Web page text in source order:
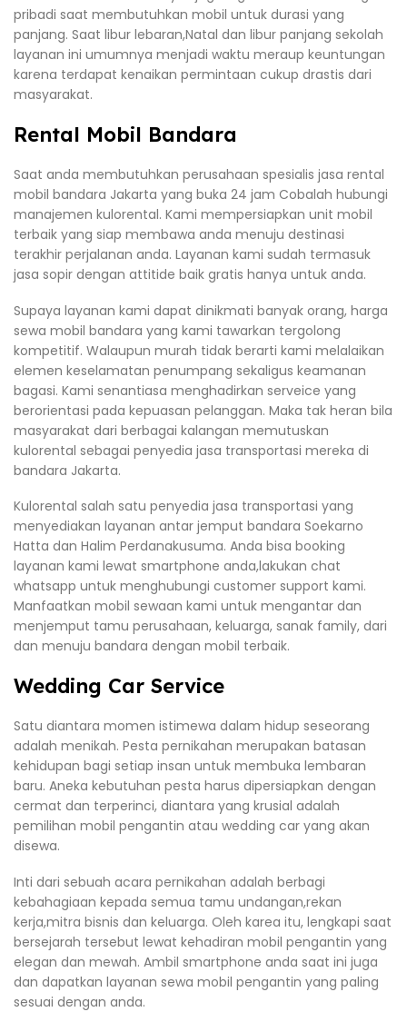
pribadi saat membutuhkan mobil untuk durasi yang
panjang. Saat libur lebaran,Natal dan libur panjang sekolah
layanan ini umumnya menjadi waktu meraup keuntungan
karena terdapat kenaikan permintaan cukup drastis dari
masyarakat.
Rental Mobil Bandara
Saat anda membutuhkan perusahaan spesialis jasa rental
mobil bandara Jakarta yang buka 24 jam Cobalah hubungi
manajemen kulorental. Kami mempersiapkan unit mobil
terbaik yang siap membawa anda menuju destinasi
terakhir perjalanan anda. Layanan kami sudah termasuk
jasa sopir dengan attitide baik gratis hanya untuk anda.
Supaya layanan kami dapat dinikmati banyak orang, harga
sewa mobil bandara yang kami tawarkan tergolong
kompetitif. Walaupun murah tidak berarti kami melalaikan
elemen keselamatan penumpang sekaligus keamanan
bagasi. Kami senantiasa menghadirkan serveice yang
berorientasi pada kepuasan pelanggan. Maka tak heran bila
masyarakat dari berbagai kalangan memutuskan
kulorental sebagai penyedia jasa transportasi mereka di
bandara Jakarta.
Kulorental salah satu penyedia jasa transportasi yang
menyediakan layanan antar jemput bandara Soekarno
Hatta dan Halim Perdanakusuma. Anda bisa booking
layanan kami lewat smartphone anda,lakukan chat
whatsapp untuk menghubungi customer support kami.
Manfaatkan mobil sewaan kami untuk mengantar dan
menjemput tamu perusahaan, keluarga, sanak family, dari
dan menuju bandara dengan mobil terbaik.
Wedding Car Service
Satu diantara momen istimewa dalam hidup seseorang
adalah menikah. Pesta pernikahan merupakan batasan
kehidupan bagi setiap insan untuk membuka lembaran
baru. Aneka kebutuhan pesta harus dipersiapkan dengan
cermat dan terperinci, diantara yang krusial adalah
pemilihan mobil pengantin atau wedding car yang akan
disewa.
Inti dari sebuah acara pernikahan adalah berbagi
kebahagiaan kepada semua tamu undangan,rekan
kerja,mitra bisnis dan keluarga. Oleh karea itu, lengkapi saat
bersejarah tersebut lewat kehadiran mobil pengantin yang
elegan dan mewah. Ambil smartphone anda saat ini juga
dan dapatkan layanan sewa mobil pengantin yang paling
sesuai dengan anda.